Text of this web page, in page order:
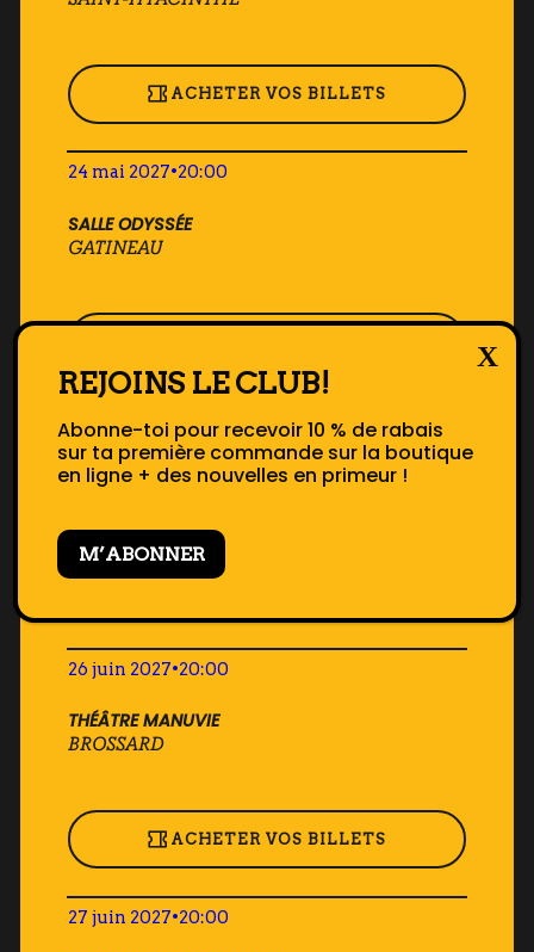
ACHETER VOS BILLETS
24 mai 2027•20:00
SALLE ODYSSÉE
GATINEAU
25 mai 2027
SALLE ODYSSÉE
26 juin 2027•20:00
THÉÂTRE MANUVIE
BROSSARD
ACHETER VOS BILLETS
27 juin 2027•20:00
REJOINS LE CLUB!
Abonne-toi pour recevoir 10 % de rabais
sur ta première commande sur la boutique
en ligne + des nouvelles en primeur !
M’ABONNER